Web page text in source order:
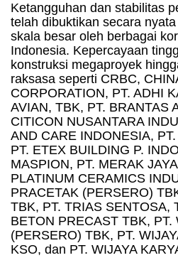
Ketangguhan dan stabilitas
telah dibuktikan secara
skala besar oleh berbagai
Indonesia. Kepercayaan
konstruksi megaproyek
raksasa seperti CRBC,
CORPORATION, PT. ADHI
AVIAN, TBK, PT. BRANTAS
CITICON NUSANTARA
AND CARE INDONESIA,
PT. ETEX BUILDING P.
MASPION, PT. MERAK
PLATINUM CERAMICS
PRACETAK (PERSERO)
TBK, PT. TRIAS SENTOSA,
BETON PRECAST TBK, PT.
(PERSERO) TBK, PT.
KSO, dan PT. WIJAYA